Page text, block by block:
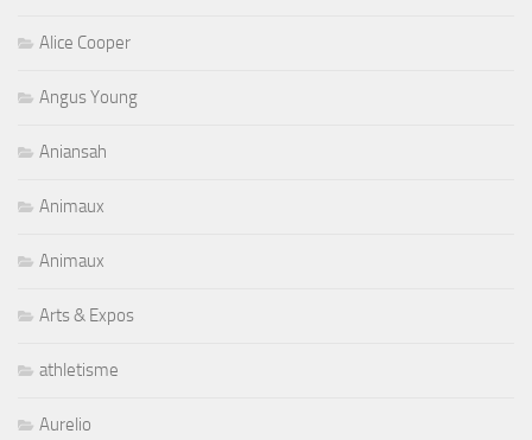
Alice Cooper
Angus Young
Aniansah
Animaux
Animaux
Arts & Expos
athletisme
Aurelio